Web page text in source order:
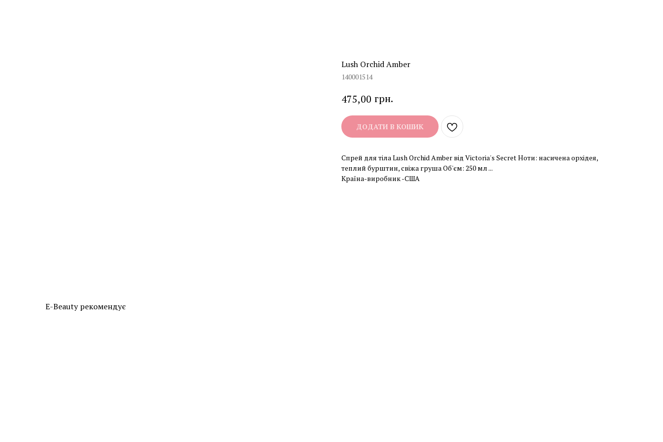
Lush Orchid Amber
140001514
475,00 грн.
ДОДАТИ В КОШИК
Спрей для тіла Lush Orchid Amber від Victoria's Secret Ноти: насичена орхідея,
теплий бурштин, свіжа груша Об'єм: 250 мл ...
Країна-виробник -США
E-Beauty рекомендує